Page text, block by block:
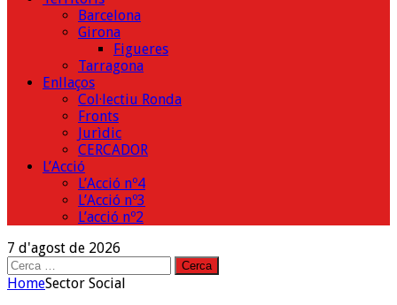
Barcelona
Girona
Figueres
Tarragona
Enllaços
Col·lectiu Ronda
Fronts
Jurìdic
CERCADOR
L’Acció
L’Acció nº4
L’Acció nº3
L’acció nº2
7 d'agost de 2026
Cerca:
HomeSector Social